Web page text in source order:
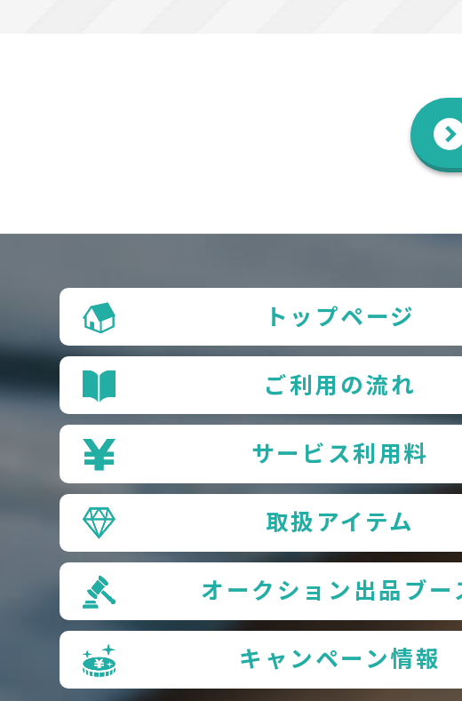
トップページ
ご利用の流れ
サービス利用料
取扱アイテム
オークション出品ブー
キャンペーン情報